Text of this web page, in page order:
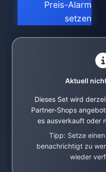
Preis-Alarm
setzen
Aktuell
Dieses Set wird
Partner-Shops
es ausverkauft oder
Tipp: Setze
benachrichtigt zu
wieder